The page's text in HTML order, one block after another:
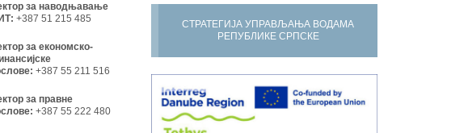
СТРАТЕГИЈА УПРАВЉАЊА ВОДАМА
РЕПУБЛИКЕ СРПСКЕ
за наводњавање
+387 51 215 485
за економско-
+387 55 211 516
за правне
+387 55 222 480